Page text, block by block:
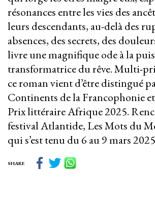
résonances entre les vies des
leurs descendants, au-delà des
absences, des secrets, des
livre une magnifique ode à la
transformatrice du rêve. Multi-
ce roman vient d’être distingué
Continents de la Francophonie
Prix littéraire Afrique 2025.
festival Atlantide, Les Mots du
qui s’est tenu du 6 au 9 mars
SHARE